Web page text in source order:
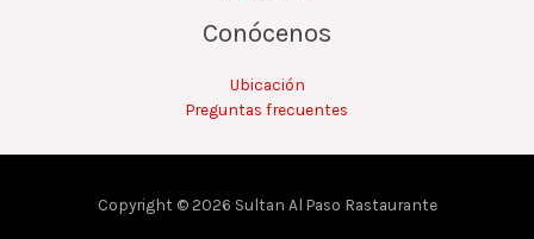
Conócenos
Ubicación
Preguntas frecuentes
Copyright © 2026 Sultan Al Paso Rastaurante